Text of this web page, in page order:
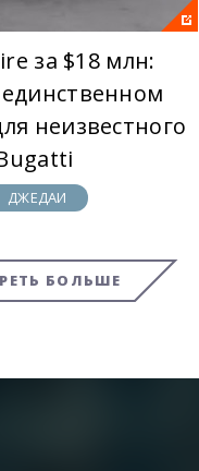
за $18 млн:
неизвестного
ДЖЕДАИ
БОЛЬШЕ